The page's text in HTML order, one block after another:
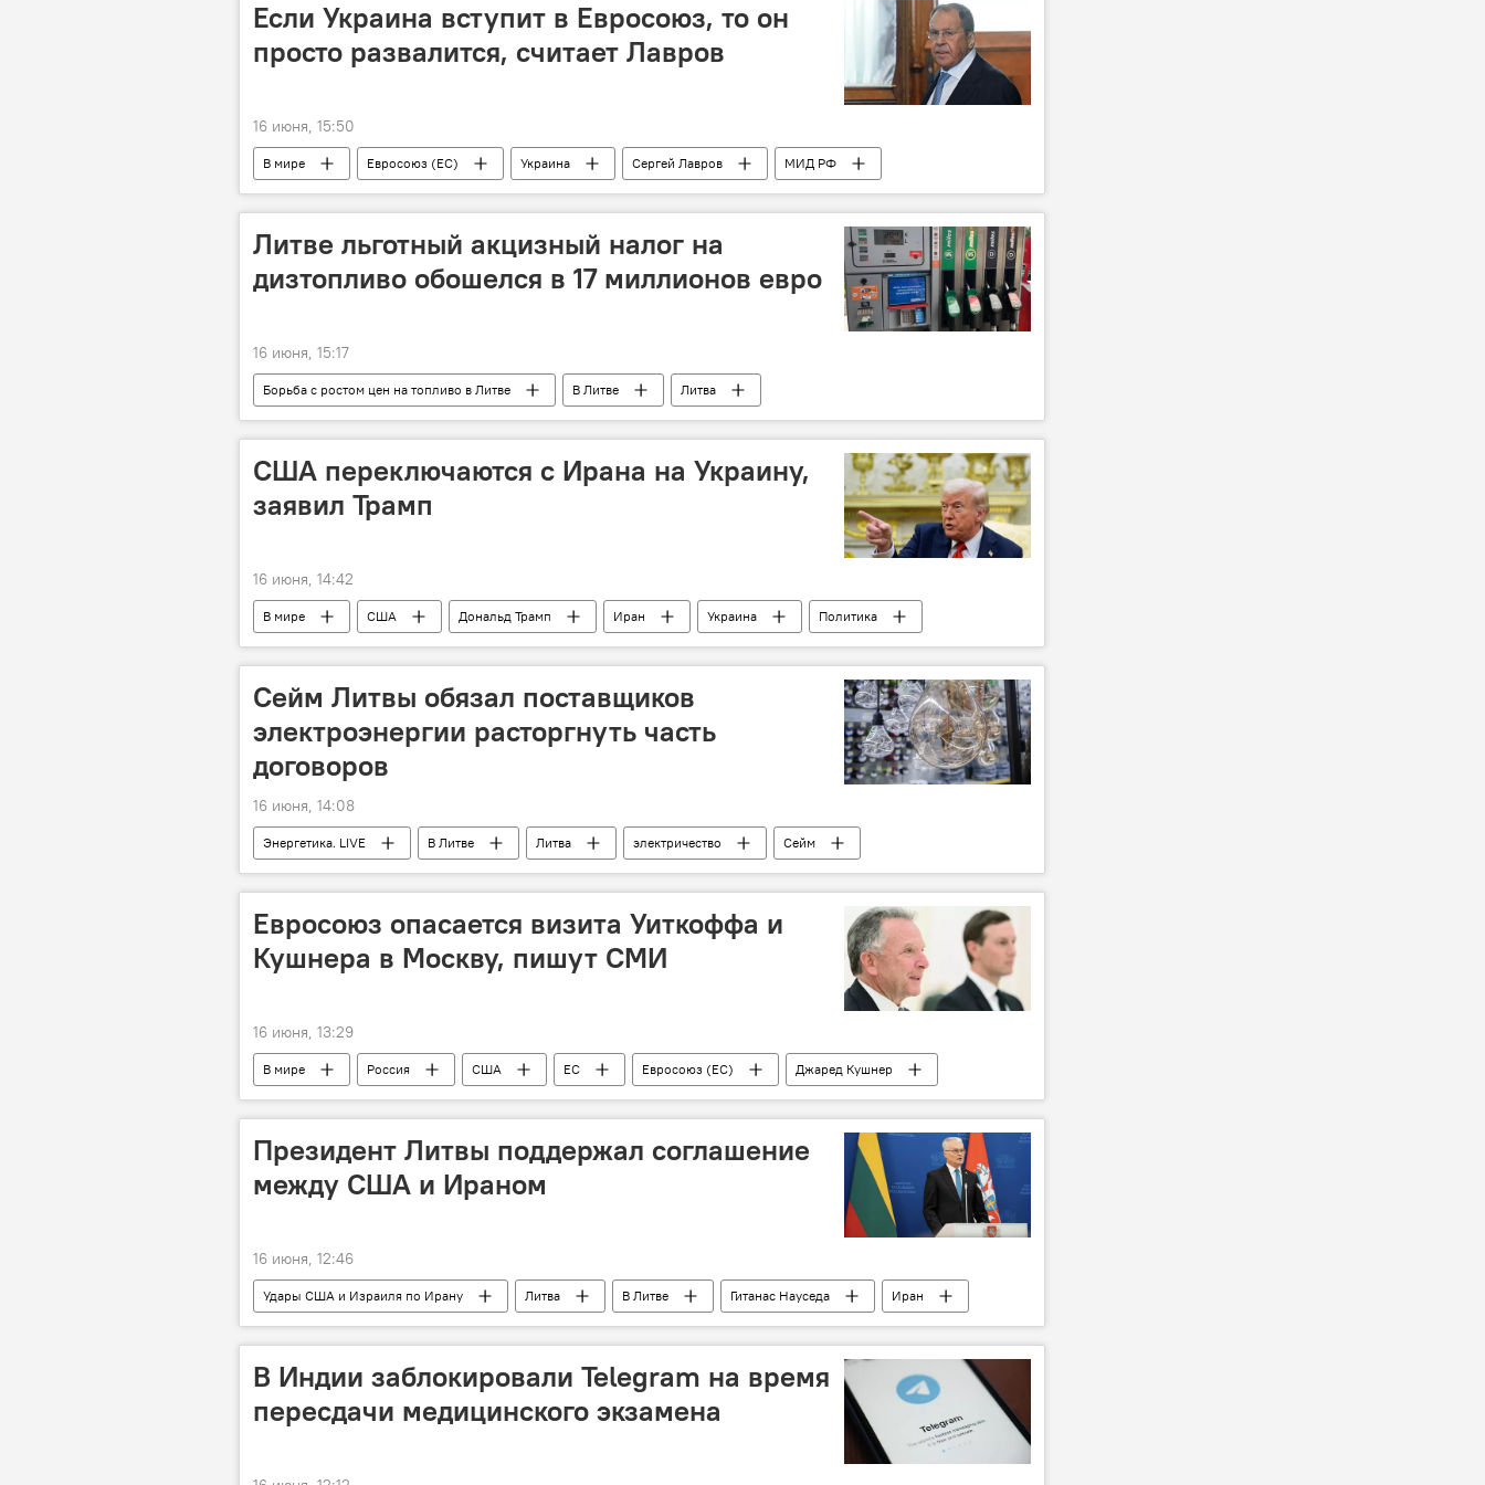
Если Украина вступит в Евросоюз, то он
просто развалится, считает Лавров
16 июня, 15:50
В мире Евросоюз (ЕС) Украина Сергей Лавров
МИД РФ
Политика
переговоры членство в ЕС
Литве льготный акцизный налог на
дизтопливо обошелся в 17 миллионов евро
16 июня, 15:17
Борьба с ростом цен на топливо в Литве В Литве Литва
США переключаются с Ирана на Украину,
заявил Трамп
16 июня, 14:42
В мире США Дональд Трамп Иран Украина
Политика
Удары США и Израиля по Ирану
Сейм Литвы обязал поставщиков
электроэнергии расторгнуть часть
договоров
16 июня, 14:08
Энергетика. LIVE В Литве Литва электричество Сейм
Евросоюз опасается визита Уиткоффа и
Кушнера в Москву, пишут СМИ
16 июня, 13:29
В мире Россия США ЕС Евросоюз (ЕС)
Джаред Кушнер
Стив Уиткофф
Политика Владимир Путин
Президент Литвы поддержал соглашение
между США и Ираном
16 июня, 12:46
Удары США и Израиля по Ирану Литва В Литве Гитанас Науседа
Иран
США
Политика
В Индии заблокировали Telegram на время
пересдачи медицинского экзамена